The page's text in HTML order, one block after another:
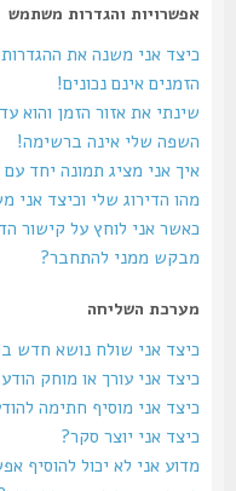
אפשרויות והגדרות משתמש
כיצד אני משנה את ההגדרות שלי?
הזמנים אינם נכונים!
שינתי את אזור הזמן והוא עדין
השפה שלי אינה ברשימה!
איך אני מציג תמונה יחד עם
מהו הדירוג שלי וכיצד אני משנה
כאשר אני לוחץ על קישור
מבקש ממני להתחבר?
מערכת השליחה
כיצד אני שולח נושא חדש
כיצד אני עורך או מוחק הודעה?
כיצד אני מוסיף חתימה להודעות
כיצד אני יוצר סקר?
מדוע אני לא יכול להוסיף